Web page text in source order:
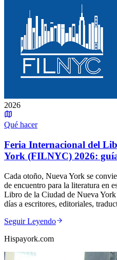
2026
Qué hacer
Feria Internacional del
York (FILNYC) 2026:
Cada otoño, Nueva York se
de encuentro para la literatura en
Libro de la Ciudad de Nueva
días a escritores, editoriales,
Seguir Leyendo
Hispayork.com